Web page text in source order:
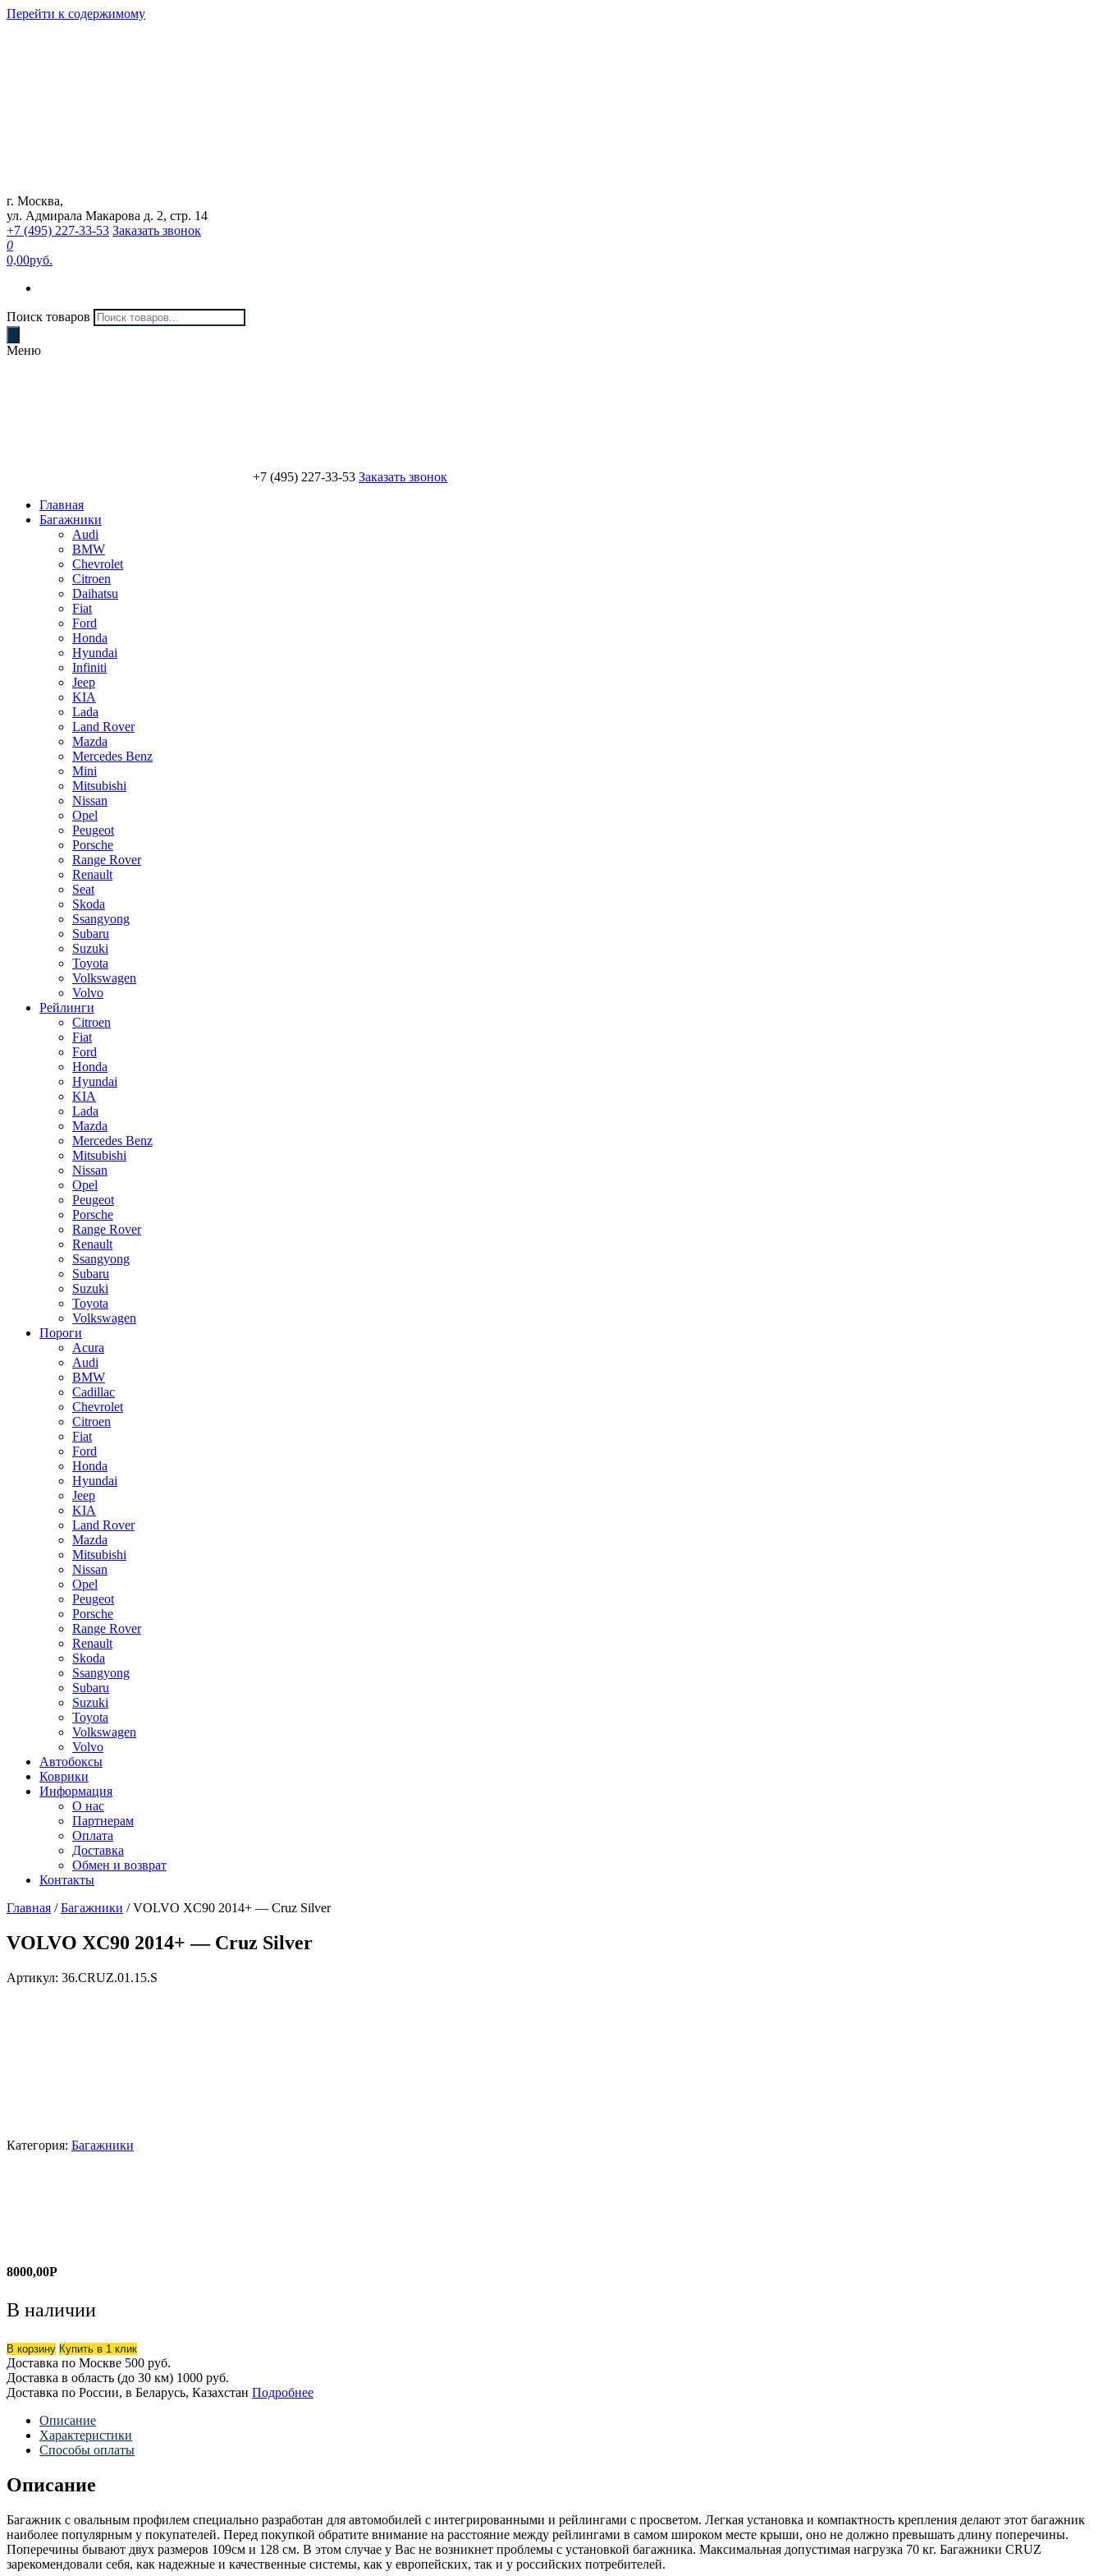
Перейти к содержимому
Интернет магазин "Can Auto"
г. Москва,
ул. Адмирала Макарова д. 2, стр. 14
+7 (495) 227-33-53 Заказать звонок
0
0,00руб.
Поиск товаров
Меню
+7 (495) 227-33-53 Заказать звонок
Главная
Багажники
Audi
BMW
Chevrolet
Citroen
Daihatsu
Fiat
Ford
Honda
Hyundai
Infiniti
Jeep
KIA
Lada
Land Rover
Mazda
Mercedes Benz
Mini
Mitsubishi
Nissan
Opel
Peugeot
Porsche
Range Rover
Renault
Seat
Skoda
Ssangyong
Subaru
Suzuki
Toyota
Volkswagen
Volvo
Рейлинги
Citroen
Fiat
Ford
Honda
Hyundai
KIA
Lada
Mazda
Mercedes Benz
Mitsubishi
Nissan
Opel
Peugeot
Porsche
Range Rover
Renault
Ssangyong
Subaru
Suzuki
Toyota
Volkswagen
Пороги
Acura
Audi
BMW
Cadillac
Chevrolet
Citroen
Fiat
Ford
Honda
Hyundai
Jeep
KIA
Land Rover
Mazda
Mitsubishi
Nissan
Opel
Peugeot
Porsche
Range Rover
Renault
Skoda
Ssangyong
Subaru
Suzuki
Toyota
Volkswagen
Volvo
Автобоксы
Коврики
Информация
О нас
Партнерам
Оплата
Доставка
Обмен и возврат
Контакты
Главная /Багажники / VOLVO XC90 2014+ — Cruz Silver
VOLVO XC90 2014+ — Cruz Silver
Артикул: 36.CRUZ.01.15.S
Категория: Багажники
8000,00Р
В наличии
В корзину Купить в 1 клик
Доставка по Москве 500 руб.
Доставка в область (до 30 км) 1000 руб.
Доставка по России, в Беларусь, Казахстан Подробнее
Описание
Характеристики
Способы оплаты
Описание
Багажник с овальным профилем специально разработан для автомобилей с интегрированными и рейлингами с просветом. Легкая установка и компактность крепления делают этот багажник
наиболее популярным у покупателей. Перед покупкой обратите внимание на расстояние между рейлингами в самом широком месте крыши, оно не должно превышать длину поперечины.
Поперечины бывают двух размеров 109см и 128 см. В этом случае у Вас не возникнет проблемы с установкой багажника. Максимальная допустимая нагрузка 70 кг. Багажники CRUZ
зарекомендовали себя, как надежные и качественные системы, как у европейских, так и у российских потребителей.